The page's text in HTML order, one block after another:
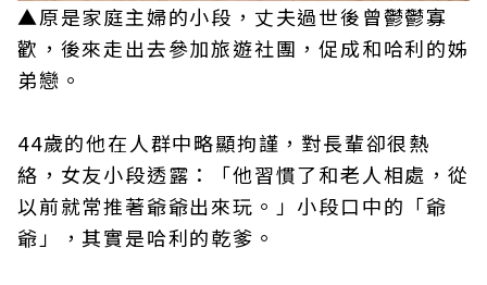
▲原是家庭主婦的小段，丈夫過世後曾鬱鬱寡
歡，後來走出去參加旅遊社團，促成和哈利的姊
弟戀。
44歲的他在人群中略顯拘謹，對長輩卻很熱
絡，女友小段透露：「他習慣了和老人相處，從
以前就常推著爺爺出來玩。」小段口中的「爺
爺」，其實是哈利的乾爹。